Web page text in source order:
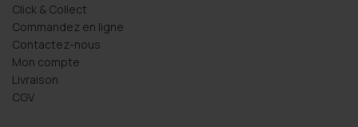
Click & Collect
Commandez en ligne
Contactez-nous
Mon compte
Livraison
CGV